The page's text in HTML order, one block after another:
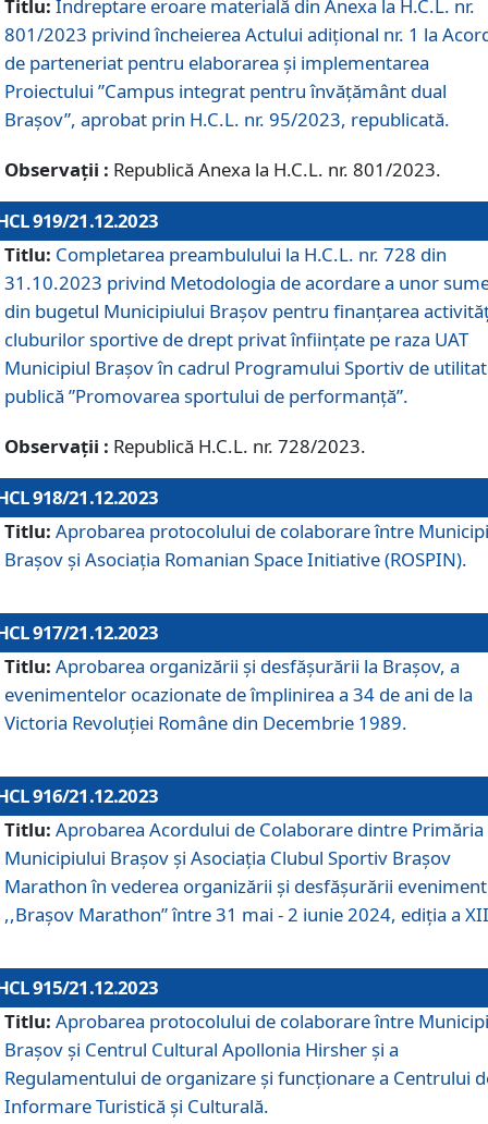
Titlu: Îndreptare eroare materială din Anexa la H.C.L. nr.
801/2023 privind încheierea Actului adițional nr. 1 la
de parteneriat pentru elaborarea și implementarea
Proiectului ”Campus integrat pentru învățământ dual
Brașov”, aprobat prin H.C.L. nr. 95/2023, republicată.
Observații : Republică Anexa la H.C.L. nr. 801/2023.
919/21.12.2023
Titlu: Completarea preambulului la H.C.L. nr. 728 din
31.10.2023 privind Metodologia de acordare a unor
din bugetul Municipiului Brașov pentru finanțarea
cluburilor sportive de drept privat înființate pe raza UAT
Municipiul Brașov în cadrul Programului Sportiv de
publică ”Promovarea sportului de performanță”.
Observații : Republică H.C.L. nr. 728/2023.
918/21.12.2023
Titlu: Aprobarea protocolului de colaborare între
Brașov și Asociația Romanian Space Initiative (ROSPIN).
917/21.12.2023
Titlu: Aprobarea organizării şi desfăşurării la Braşov, a
evenimentelor ocazionate de împlinirea a 34 de ani de la
Victoria Revoluţiei Române din Decembrie 1989.
916/21.12.2023
Titlu: Aprobarea Acordului de Colaborare dintre Primăria
Municipiului Brașov și Asociația Clubul Sportiv Brașov
Marathon în vederea organizării și desfășurării
,,Brașov Marathon” între 31 mai - 2 iunie 2024, ediția a
915/21.12.2023
Titlu: Aprobarea protocolului de colaborare între
Brașov și Centrul Cultural Apollonia Hirsher și a
Regulamentului de organizare și funcționare a Centrului
Informare Turistică și Culturală.